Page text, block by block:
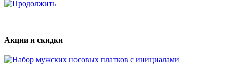
Акции и скидки